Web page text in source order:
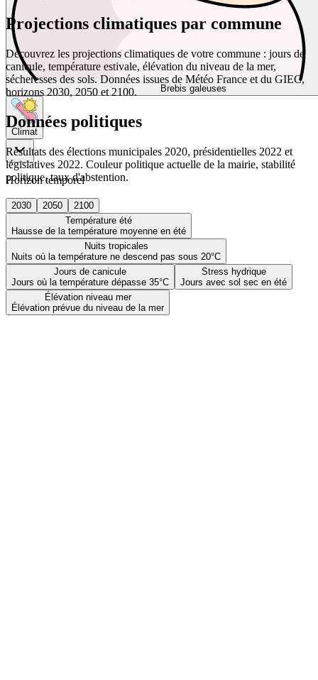
Brebis galeuses
Climat
Horizon temporel
2030 2050
2100
Température été
Hausse de la température moyenne en été
Nuits tropicales
Nuits où la température ne descend pas sous 20°C
Jours de canicule
Jours où la température dépasse 35°C
Stress hydrique
Jours avec sol sec en été
Élévation niveau mer
Élévation prévue du niveau de la mer
Projections climatiques par commune
Découvrez les projections climatiques de votre commune : jours de
canicule, température estivale, élévation du niveau de la mer,
sécheresses des sols. Données issues de Météo France et du GIEC,
horizons 2030, 2050 et 2100.
Données politiques
Résultats des élections municipales 2020, présidentielles 2022 et
législatives 2022. Couleur politique actuelle de la mairie, stabilité
politique, taux d'abstention.